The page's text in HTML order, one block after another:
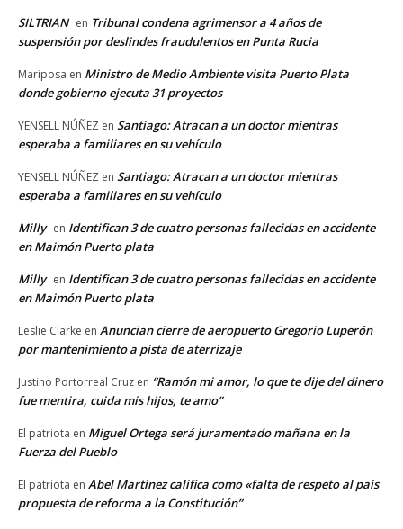
SILTRIAN en Tribunal condena agrimensor a 4 años de
suspensión por deslindes fraudulentos en Punta Rucia
Mariposa en Ministro de Medio Ambiente visita Puerto Plata
donde gobierno ejecuta 31 proyectos
YENSELL NÚÑEZ en Santiago: Atracan a un doctor mientras
esperaba a familiares en su vehículo
YENSELL NÚÑEZ en Santiago: Atracan a un doctor mientras
esperaba a familiares en su vehículo
Milly en Identifican 3 de cuatro personas fallecidas en accidente
en Maimón Puerto plata
Milly en Identifican 3 de cuatro personas fallecidas en accidente
en Maimón Puerto plata
Leslie Clarke en Anuncian cierre de aeropuerto Gregorio Luperón
por mantenimiento a pista de aterrizaje
Justino Portorreal Cruz en “Ramón mi amor, lo que te dije del dinero
fue mentira, cuida mis hijos, te amo”
El patriota en Miguel Ortega será juramentado mañana en la
Fuerza del Pueblo
El patriota en Abel Martínez califica como «falta de respeto al país
propuesta de reforma a la Constitución”